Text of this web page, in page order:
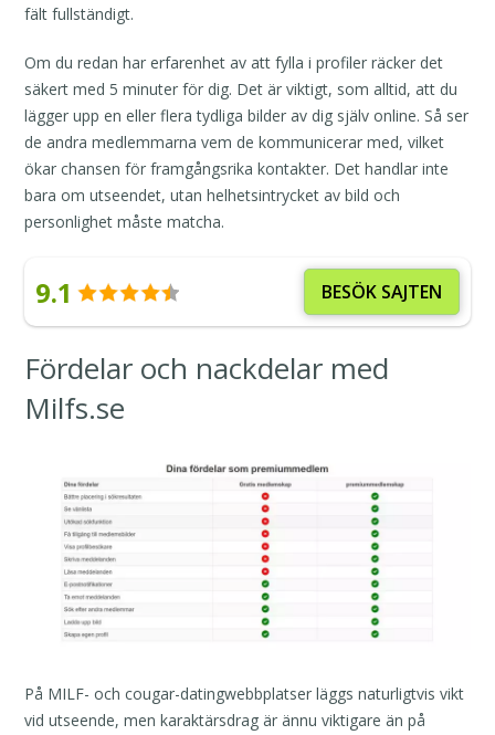
fält fullständigt.
Om du redan har erfarenhet av att fylla i profiler räcker det
säkert med 5 minuter för dig. Det är viktigt, som alltid, att du
lägger upp en eller flera tydliga bilder av dig själv online. Så ser
de andra medlemmarna vem de kommunicerar med, vilket
ökar chansen för framgångsrika kontakter. Det handlar inte
bara om utseendet, utan helhetsintrycket av bild och
personlighet måste matcha.
9.1 BESÖK SAJTEN
Fördelar och nackdelar med
Milfs.se
På MILF- och cougar-datingwebbplatser läggs naturligtvis vikt
vid utseende, men karaktärsdrag är ännu viktigare än på